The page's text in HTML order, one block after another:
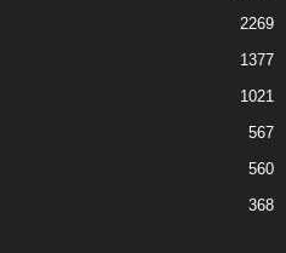
2269
1377
1021
567
560
368